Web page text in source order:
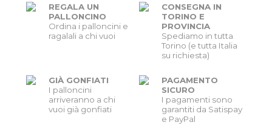
REGALA UN
PALLONCINO
Ordina i palloncini e
ragalali a chi vuoi
CONSEGNA IN
TORINO E
PROVINCIA
Spediamo in tutta
Torino (e tutta Italia
su richiesta)
GIÀ GONFIATI
I palloncini
arriveranno a chi
vuoi già gonfiati
PAGAMENTO
SICURO
I pagamenti sono
garantiti da Satispay
e PayPal